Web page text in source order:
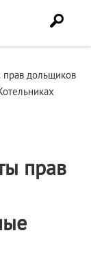
дольщиков
прав